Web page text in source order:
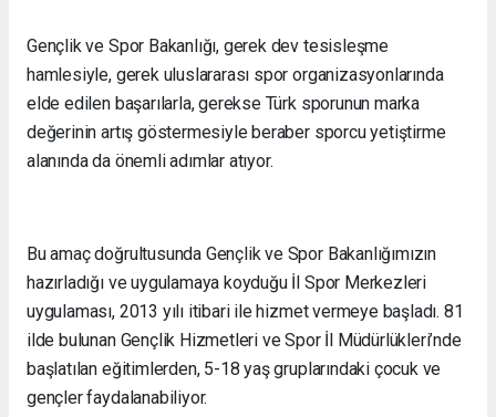
Gençlik ve Spor Bakanlığı, gerek dev tesisleşme
hamlesiyle, gerek uluslararası spor organizasyonlarında
elde edilen başarılarla, gerekse Türk sporunun marka
değerinin artış göstermesiyle beraber sporcu yetiştirme
alanında da önemli adımlar atıyor.
Bu amaç doğrultusunda Gençlik ve Spor Bakanlığımızın
hazırladığı ve uygulamaya koyduğu İl Spor Merkezleri
uygulaması, 2013 yılı itibari ile hizmet vermeye başladı. 81
ilde bulunan Gençlik Hizmetleri ve Spor İl Müdürlükleri’nde
başlatılan eğitimlerden, 5-18 yaş gruplarındaki çocuk ve
gençler faydalanabiliyor.